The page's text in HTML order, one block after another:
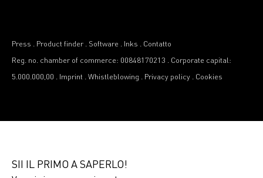
Press Product finder Software Inks Contatto
Reg. no. chamber of commerce: 00848170213 Corporate capital:
5.000.000,00 Imprint Whistleblowing Privacy policy Cookies
SII IL PRIMO A SAPERLO!